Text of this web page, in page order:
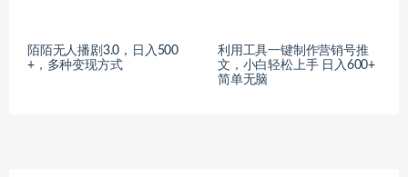
陌陌无人播剧3.0，日入500
+，多种变现方式
利用工具一键制作营销号推
文，小白轻松上手 日入600+
简单无脑